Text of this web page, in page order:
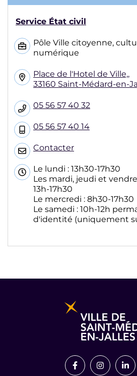
Service État civil
Pôle Ville citoyenne,
numérique
Place de l'Hotel de Ville,,
33160 Saint-Médard-en-
05 56 57 40 32
05 56 57 40 14
Contacter
Le lundi : 13h30-17h30
Les mardi, jeudi et
13h-17h30
Le mercredi : 8h30-17h30
Le samedi : 10h-12h
d'identité (uniquement
Lien vers le
Lien